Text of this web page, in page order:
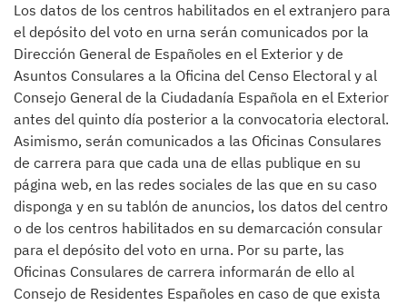
Los datos de los centros habilitados en el extranjero para
el depósito del voto en urna serán comunicados por la
Dirección General de Españoles en el Exterior y de
Asuntos Consulares a la Oficina del Censo Electoral y al
Consejo General de la Ciudadanía Española en el Exterior
antes del quinto día posterior a la convocatoria electoral.
Asimismo, serán comunicados a las Oficinas Consulares
de carrera para que cada una de ellas publique en su
página web, en las redes sociales de las que en su caso
disponga y en su tablón de anuncios, los datos del centro
o de los centros habilitados en su demarcación consular
para el depósito del voto en urna. Por su parte, las
Oficinas Consulares de carrera informarán de ello al
Consejo de Residentes Españoles en caso de que exista